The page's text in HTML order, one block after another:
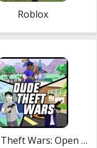
Roblox
Dude Theft Wars: Open World Sandbox Simulator